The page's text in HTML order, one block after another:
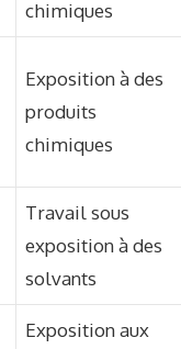
chimiques
Exposition à des
produits
chimiques
Travail sous
exposition à des
solvants
Exposition aux